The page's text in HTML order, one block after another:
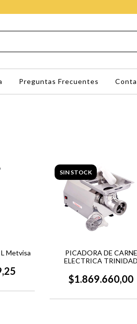
Preguntas Frecuentes
Metvisa
SIN STOCK
PICADORA DE CARNE
ELECTRICA TRINIDAD
$1.869.660,00